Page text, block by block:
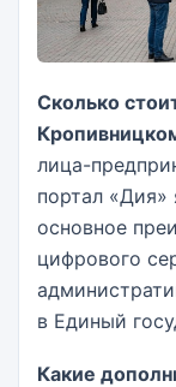
Сколько
лица-
портал «Дия»
основное
цифрового
в Единый
Какие